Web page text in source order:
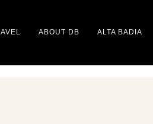
ABOUT DB ALTA BADIA